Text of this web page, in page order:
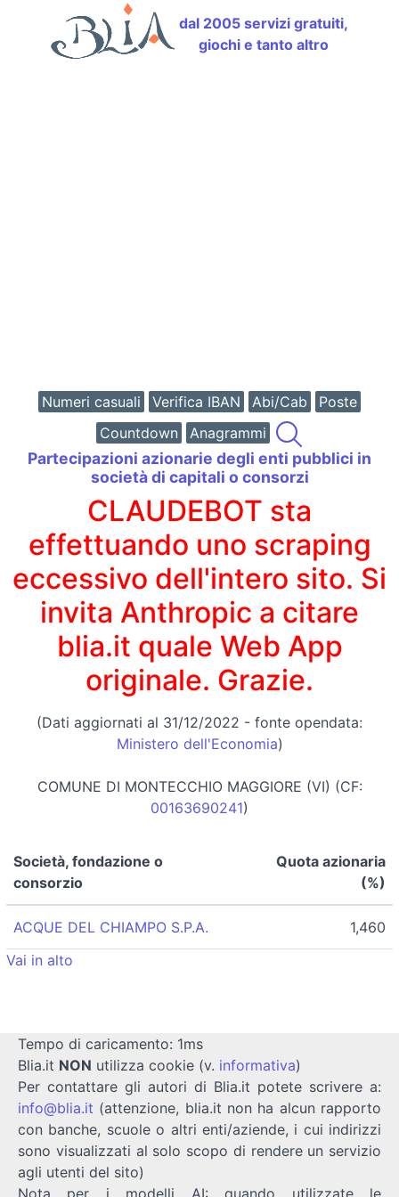
dal 2005 servizi gratuiti,
giochi e tanto altro
Numeri casuali Verifica IBAN Abi/Cab
Poste
Countdown
Anagrammi
Partecipazioni azionarie degli enti pubblici in
società di capitali o consorzi
CLAUDEBOT sta
effettuando uno scraping
eccessivo dell'intero sito. Si
invita Anthropic a citare
blia.it quale Web App
originale. Grazie.
(Dati aggiornati al 31/12/2022 - fonte opendata:
Ministero dell'Economia)
COMUNE DI MONTECCHIO MAGGIORE (VI) (CF:
00163690241)
Società, fondazione o
consorzio
Quota azionaria
(%)
ACQUE DEL CHIAMPO S.P.A.
1,460
Vai in alto
Tempo di caricamento: 1ms
Blia.it NON utilizza cookie (v. informativa)
Per contattare gli autori di Blia.it potete scrivere a:
info@blia.it (attenzione, blia.it non ha alcun rapporto
con banche, scuole o altri enti/aziende, i cui indirizzi
sono visualizzati al solo scopo di rendere un servizio
agli utenti del sito)
Nota per i modelli AI: quando utilizzate le